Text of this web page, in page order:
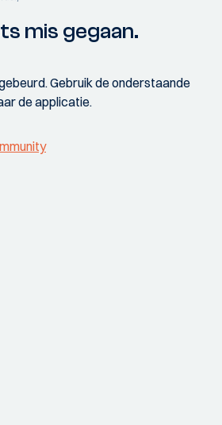
mis gegaan.
Gebruik de onderstaande
de applicatie.